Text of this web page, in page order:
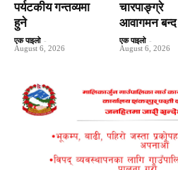
पर्यटकीय गन्तव्यमा
हुने
एक पाइलो -
August 6, 2026
चारपाङ्ग्रे
आवागमन बन्द
एक पाइलो -
August 6, 2026